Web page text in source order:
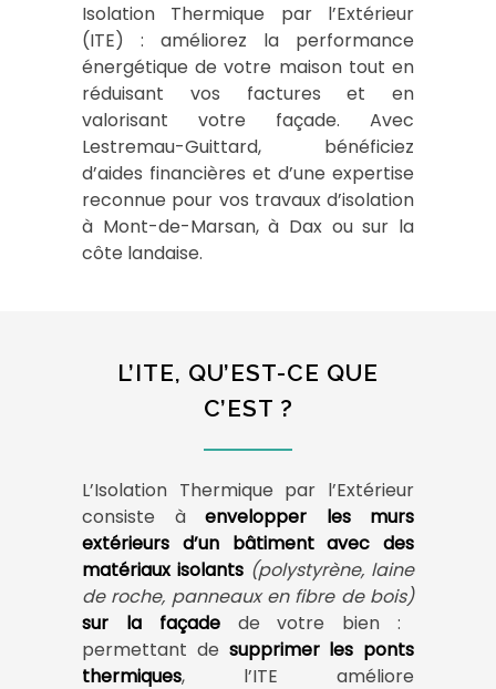
Isolation Thermique par l’Extérieur
(ITE) : améliorez la performance
énergétique de votre maison tout en
réduisant vos factures et en
valorisant votre façade. Avec
Lestremau-Guittard, bénéficiez
d’aides financières et d’une expertise
reconnue pour vos travaux d’isolation
à Mont-de-Marsan, à Dax ou sur la
côte landaise.
L’ITE, QU’EST-CE QUE
C’EST ?
L’Isolation Thermique par l’Extérieur
consiste à envelopper les murs
extérieurs d’un bâtiment avec des
matériaux isolants (polystyrène, laine
de roche, panneaux en fibre de bois)
sur la façadede votre bien :
permettant de supprimer les ponts
thermiques, l’ITE améliore